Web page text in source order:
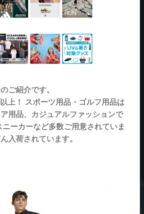
ご紹介です。
上！ スポーツ用品・ゴルフ用品は
用品、カジュアルファッションで
ーカーなど多数ご用意されていま
入荷されています。